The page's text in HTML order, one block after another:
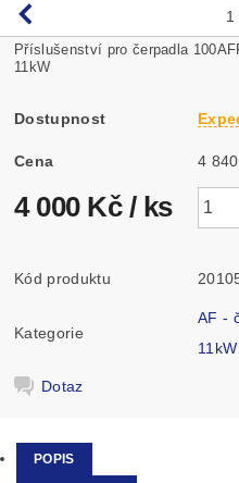
1
Příslušenství pro čerpadla
11kW
Dostupnost
Cena
4 000 Kč / ks
Kód produktu
Kategorie
AF -
Dotaz
POPIS